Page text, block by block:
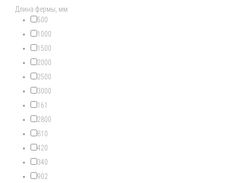
Длина фермы, мм:
500
1000
1500
2000
2500
3000
161
2800
810
420
340
902